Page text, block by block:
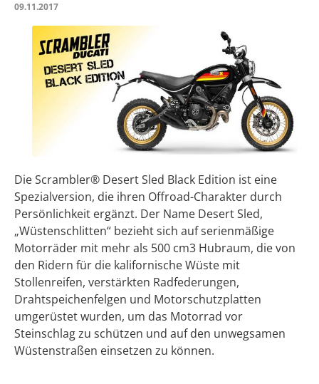
09.11.2017
Die Scrambler® Desert Sled Black Edition ist eine
Spezialversion, die ihren Offroad-Charakter durch
Persönlichkeit ergänzt. Der Name Desert Sled,
„Wüstenschlitten“ bezieht sich auf serienmäßige
Motorräder mit mehr als 500 cm3 Hubraum, die von
den Ridern für die kalifornische Wüste mit
Stollenreifen, verstärkten Radfederungen,
Drahtspeichenfelgen und Motorschutzplatten
umgerüstet wurden, um das Motorrad vor
Steinschlag zu schützen und auf den unwegsamen
Wüstenstraßen einsetzen zu können.